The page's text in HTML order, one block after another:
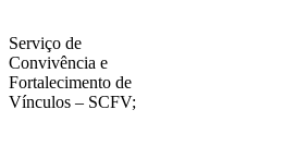
Serviço de
Convivência e
Fortalecimento de
Vínculos – SCFV;